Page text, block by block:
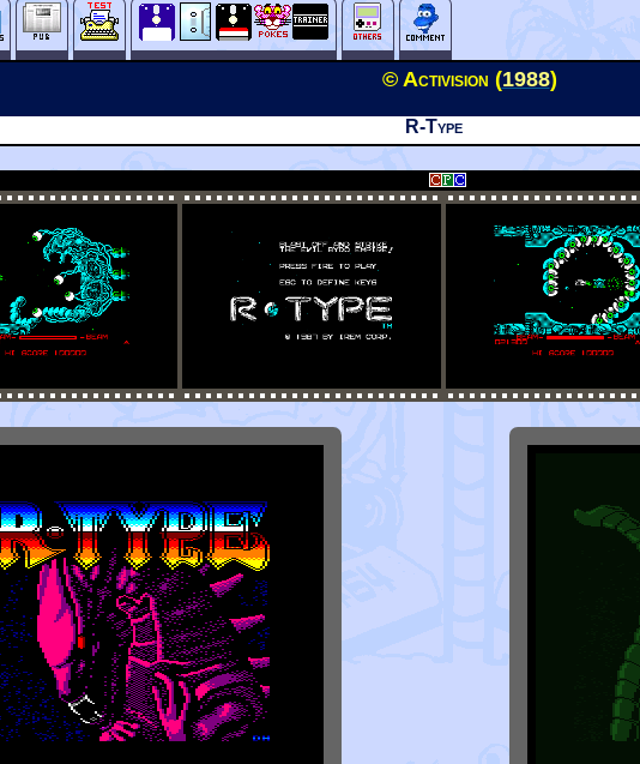
© Activision (1988)
R-Type